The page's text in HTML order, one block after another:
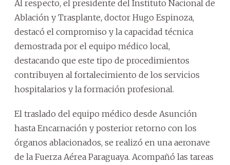
Al respecto, el presidente del Instituto Nacional de
Ablación y Trasplante, doctor Hugo Espinoza,
destacó el compromiso y la capacidad técnica
demostrada por el equipo médico local,
destacando que este tipo de procedimientos
contribuyen al fortalecimiento de los servicios
hospitalarios y la formación profesional.
El traslado del equipo médico desde Asunción
hasta Encarnación y posterior retorno con los
órganos ablacionados, se realizó en una aeronave
de la Fuerza Aérea Paraguaya. Acompañó las tareas